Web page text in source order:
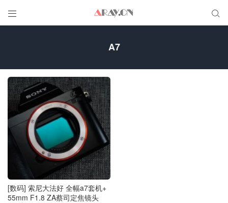
 
A7
[数码] 索尼大法好 全幅a7套机+
55mm F1.8 ZA蔡司定焦镜头